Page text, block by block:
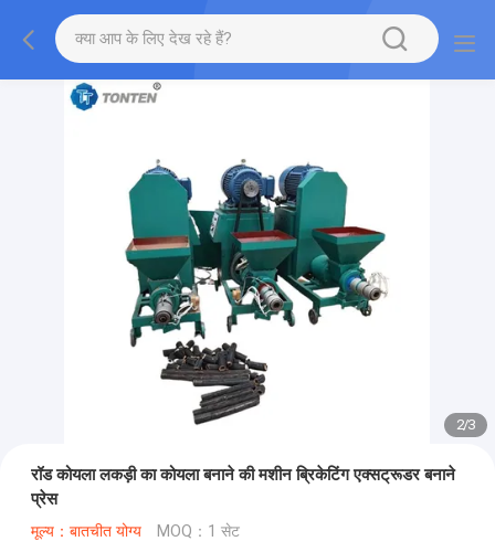
2/3
रॉड कोयला लकड़ी का कोयला बनाने की मशीन ब्रिकेटिंग एक्सट्रूडर बनाने
प्रेस
मूल्य：बातचीत योग्य MOQ：1 सेट